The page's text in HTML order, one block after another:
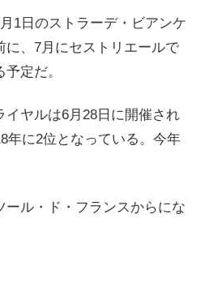
1日のストラーデ・ビアンケ
に、7月にセストリエールで
定だ。
イヤルは6月28日に開催され
年に2位となっている。今年
ール・ド・フランスからにな